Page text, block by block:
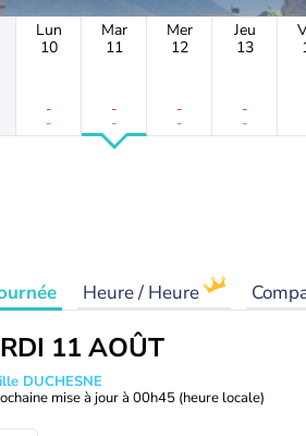
Lun
10
-
-
Mar
11
-
-
Mer
12
-
-
Jeu
13
-
-
Heure / Heure
11 AOÛT
DUCHESNE
mise à jour à 00h45 (heure locale)